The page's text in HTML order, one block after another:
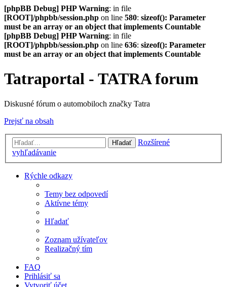
[phpBB Debug] PHP Warning: in file
[ROOT]/phpbb/session.php on line 580: sizeof(): Parameter
must be an array or an object that implements Countable
[phpBB Debug] PHP Warning: in file
[ROOT]/phpbb/session.php on line 636: sizeof(): Parameter
must be an array or an object that implements Countable
Tatraportal - TATRA forum
Diskusné fórum o automobiloch značky Tatra
Prejsť na obsah
Hľadať
Rozšírené
vyhľadávanie
Rýchle odkazy
Temy bez odpovedí
Aktívne témy
Hľadať
Zoznam užívateľov
Realizačný tím
FAQ
Prihlásiť sa